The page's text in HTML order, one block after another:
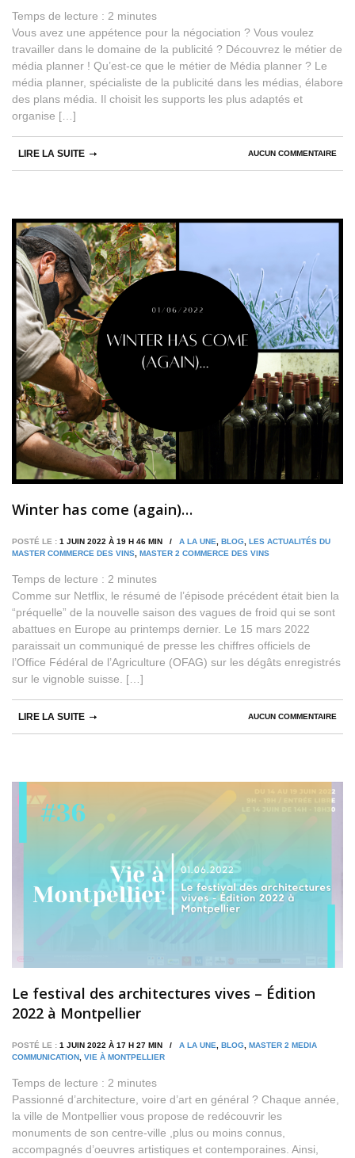
Temps de lecture : 2 minutes
Vous avez une appétence pour la négociation ? Vous voulez
travailler dans le domaine de la publicité ? Découvrez le métier de
média planner ! Qu’est-ce que le métier de Média planner ? Le
média planner, spécialiste de la publicité dans les médias, élabore
des plans média. Il choisit les supports les plus adaptés et
organise […]
AUCUN COMMENTAIRE
LIRE LA SUITE
Winter has come (again)…
POSTÉ LE : 1 JUIN 2022 À 19 H 46 MIN / A LA UNE BLOG LES ACTUALITÉS DU
MASTER COMMERCE DES VINS MASTER 2 COMMERCE DES VINS
Temps de lecture : 2 minutes
Comme sur Netflix, le résumé de l’épisode précédent était bien la
“préquelle” de la nouvelle saison des vagues de froid qui se sont
abattues en Europe au printemps dernier. Le 15 mars 2022
paraissait un communiqué de presse les chiffres officiels de
l’Office Fédéral de l’Agriculture (OFAG) sur les dégâts enregistrés
sur le vignoble suisse. […]
AUCUN COMMENTAIRE
LIRE LA SUITE
Le festival des architectures vives – Édition
2022 à Montpellier
POSTÉ LE : 1 JUIN 2022 À 17 H 27 MIN / A LA UNE BLOG MASTER 2 MEDIA
COMMUNICATION VIE À MONTPELLIER
Temps de lecture : 2 minutes
Passionné d’architecture, voire d’art en général ? Chaque année,
la ville de Montpellier vous propose de redécouvrir les
monuments de son centre-ville ,plus ou moins connus,
accompagnés d’oeuvres artistiques et contemporaines. Ainsi,